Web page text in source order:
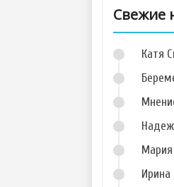
Фото
Свежие
Катя
Ирина